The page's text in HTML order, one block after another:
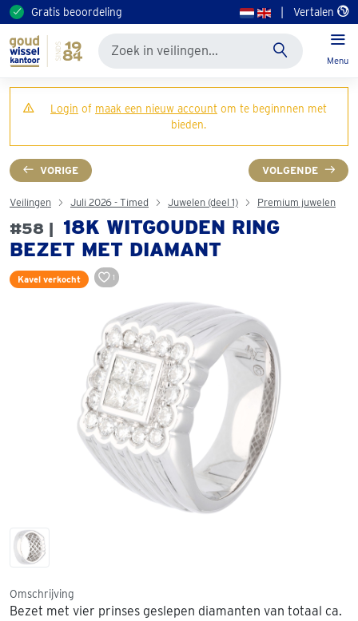
Gratis beoordeling Vertalen
Menu
Login of maak een nieuw account om te beginnnen met
bieden.
VORIGE VOLGENDE
Veilingen Juli 2026 - Timed Juwelen (deel 1) Premium juwelen
#58 |
18K WITGOUDEN RING
BEZET MET DIAMANT
Kavel verkocht 1
Omschrijving
Bezet met vier prinses geslepen diamanten van totaal ca.